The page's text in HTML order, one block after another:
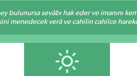
bulunursa sevâbı hak eder ve imanını
menedecek verâ ve cahilin cahilce